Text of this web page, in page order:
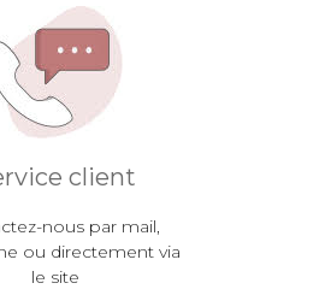
client
nous par mail,
ou directement via
le site